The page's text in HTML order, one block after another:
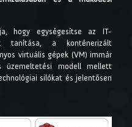
hogy egységesítse az IT-
tanítása, a konténerizált
virtuális gépek (VM) immár
üzemeltetési modell mellett
silókat és jelentősen